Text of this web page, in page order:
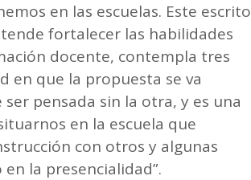
en las escuelas. Este escrito
fortalecer las habilidades
docente, contempla tres
en que la propuesta se va
pensada sin la otra, y es una
en la escuela que
con otros y algunas
la presencialidad”.